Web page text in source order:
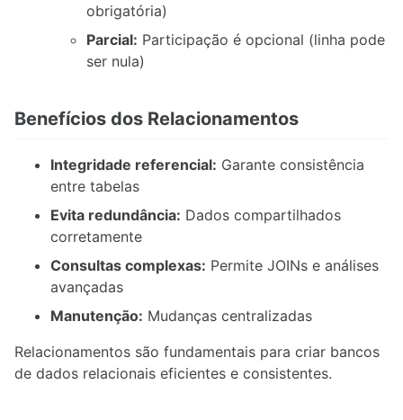
obrigatória)
Parcial: Participação é opcional (linha pode
ser nula)
Benefícios dos Relacionamentos
Integridade referencial: Garante consistência
entre tabelas
Evita redundância: Dados compartilhados
corretamente
Consultas complexas: Permite JOINs e análises
avançadas
Manutenção: Mudanças centralizadas
Relacionamentos são fundamentais para criar bancos
de dados relacionais eficientes e consistentes.